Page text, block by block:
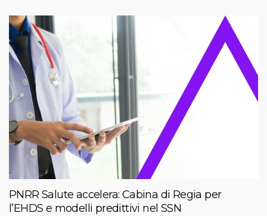
PNRR Salute accelera: Cabina di Regia per
l’EHDS e modelli predittivi nel SSN